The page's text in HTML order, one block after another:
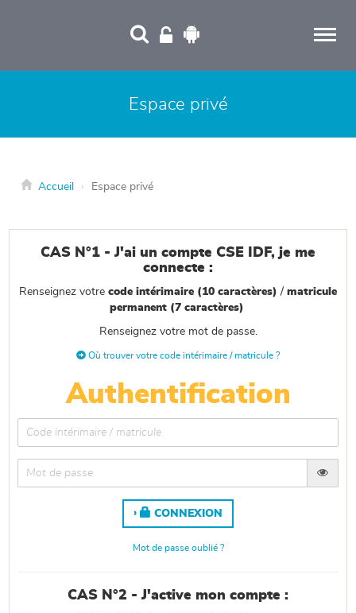
Espace privé
Accueil Espace privé
CAS N°1 - J'ai un compte CSE IDF, je me
connecte :
Renseignez votre code intérimaire (10 caractères) / matricule
permanent (7 caractères)
Renseignez votre mot de passe.
 Où trouver votre code intérimaire / matricule ?
Authentification
CONNEXION
Mot de passe oublié ?
CAS N°2 - J'active mon compte :